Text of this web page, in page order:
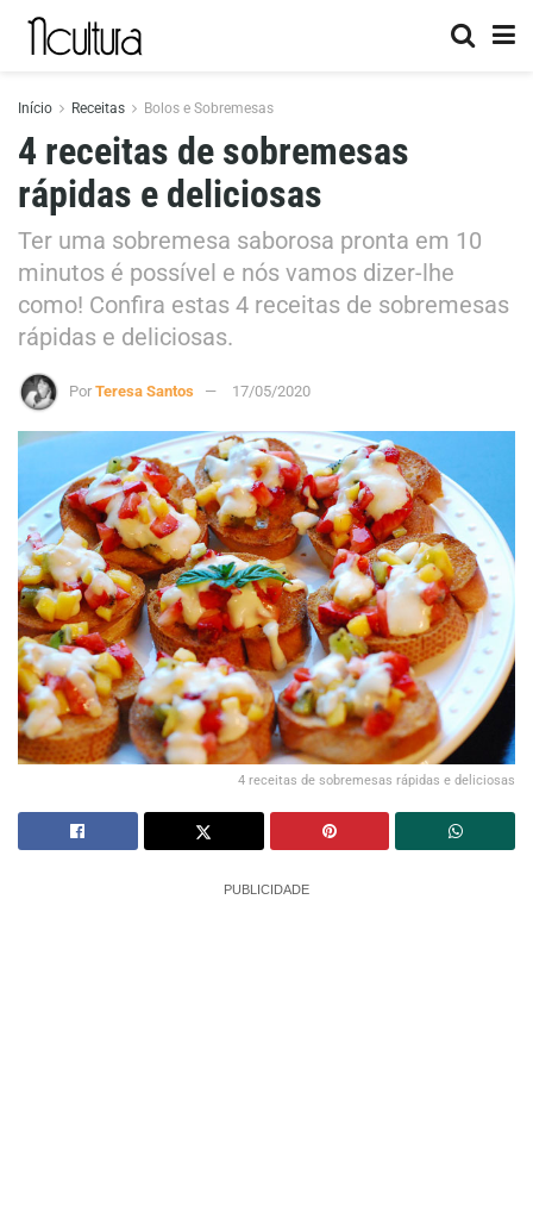
Início Receitas Bolos e Sobremesas
4 receitas de sobremesas
rápidas e deliciosas
Ter uma sobremesa saborosa pronta em 10
minutos é possível e nós vamos dizer-lhe
como! Confira estas 4 receitas de sobremesas
rápidas e deliciosas.
Por Teresa Santos 17/05/2020
4 receitas de sobremesas rápidas e deliciosas
PUBLICIDADE